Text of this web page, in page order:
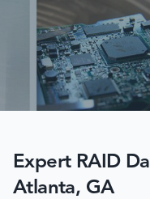
Expert RAID
Atlanta, GA